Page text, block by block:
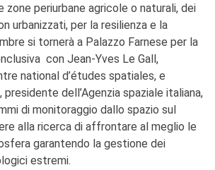
zone periurbane agricole o naturali, dei
urbanizzati, per la resilienza e la
si tornerà a Palazzo Farnese per la
con ​Jean-Yves Le Gall,
national d’études spatiales, e
dell’Agenzia spaziale italiana,
di monitoraggio dallo spazio sul
alla ricerca di affrontare al meglio le
garantendo la gestione dei
estremi.